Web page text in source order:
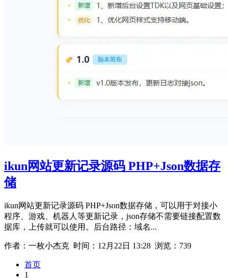
ikun网站更新记录源码 PHP+Json数据存
储
ikun网站更新记录源码 PHP+Json数据存储，可以用于对接小
程序、游戏、机器人等更新记录，json存储不需要链接配置数
据库，上传就可以使用。后台路径：域名...
作者：一枚小杰克 时间： 12月22日 13:28 浏览：739
首页
1